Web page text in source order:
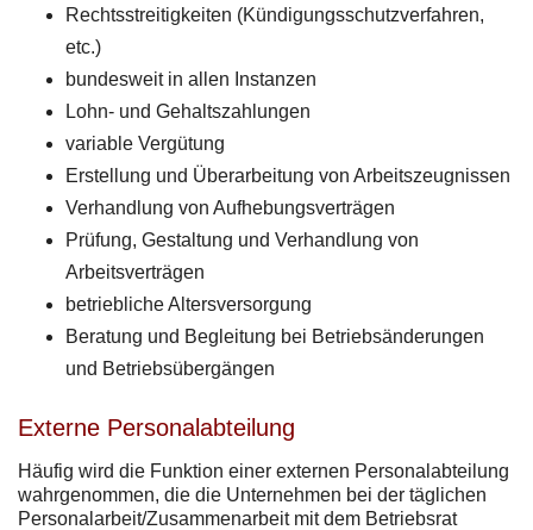
Rechtsstreitigkeiten (Kündigungsschutzverfahren,
etc.)
bundesweit in allen Instanzen
Lohn- und Gehaltszahlungen
variable Vergütung
Erstellung und Überarbeitung von Arbeitszeugnissen
Verhandlung von Aufhebungsverträgen
Prüfung, Gestaltung und Verhandlung von
Arbeitsverträgen
betriebliche Altersversorgung
Beratung und Begleitung bei Betriebsänderungen
und Betriebsübergängen
Externe Personalabteilung
Häufig wird die Funktion einer externen Personalabteilung
wahrgenommen, die die Unternehmen bei der täglichen
Personalarbeit/Zusammenarbeit mit dem Betriebsrat